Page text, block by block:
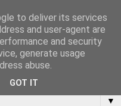
▼
to deliver its services
and user-agent are
and security
generate usage
abuse.
GOT IT